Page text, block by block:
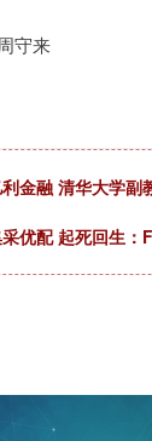
守来
金融 清华大学副
优配 起死回生：